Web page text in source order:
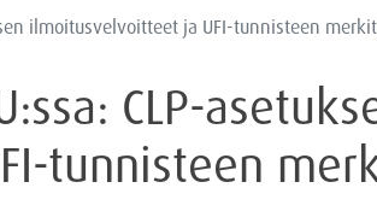
ilmoitusvelvoitteet ja UFI-tunnisteen
CLP-
tunnisteen